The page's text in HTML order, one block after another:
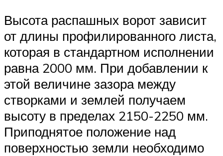
Высота распашных ворот зависит
от длины профилированного листа,
которая в стандартном исполнении
равна 2000 мм. При добавлении к
этой величине зазора между
створками и землей получаем
высоту в пределах 2150-2250 мм.
Приподнятое положение над
поверхностью земли необходимо